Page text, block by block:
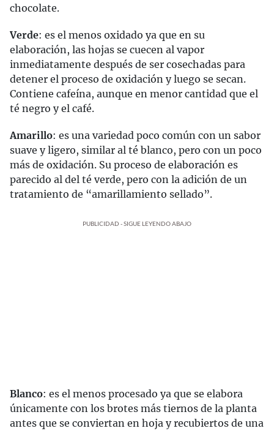
chocolate.
Verde: es el menos oxidado ya que en su
elaboración, las hojas se cuecen al vapor
inmediatamente después de ser cosechadas para
detener el proceso de oxidación y luego se secan.
Contiene cafeína, aunque en menor cantidad que el
té negro y el café.
Amarillo: es una variedad poco común con un sabor
suave y ligero, similar al té blanco, pero con un poco
más de oxidación. Su proceso de elaboración es
parecido al del té verde, pero con la adición de un
tratamiento de “amarillamiento sellado”.
PUBLICIDAD - SIGUE LEYENDO ABAJO
Blanco: es el menos procesado ya que se elabora
únicamente con los brotes más tiernos de la planta
antes que se conviertan en hoja y recubiertos de una